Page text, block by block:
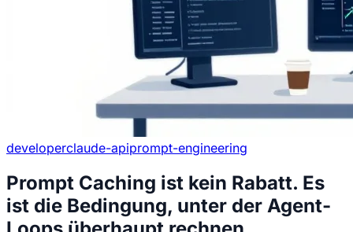
developerclaude-apiprompt-engineering
Prompt Caching ist kein Rabatt. Es
ist die Bedingung, unter der Agent-